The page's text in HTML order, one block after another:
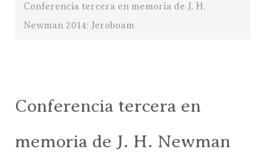
Conferencia tercera en memoria de J. H.
Newman 2014: Jeroboam
Conferencia tercera en
memoria de J. H. Newman